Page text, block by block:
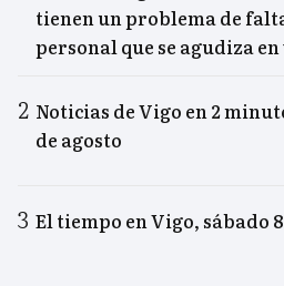
tienen un problema de
personal que se agudiza
Noticias de Vigo en 2
de agosto
El tiempo en Vigo, sábado